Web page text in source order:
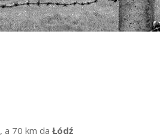
, a 70 km da Łódź